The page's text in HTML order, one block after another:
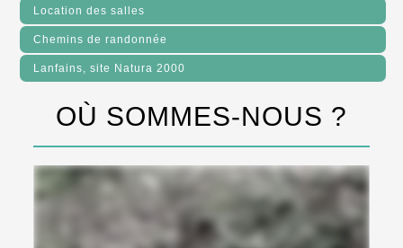
Location des salles
Chemins de randonnée
Lanfains, site Natura 2000
OÙ SOMMES-NOUS ?